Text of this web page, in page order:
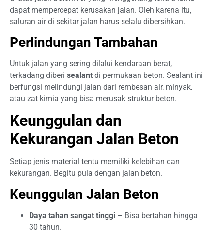
dapat mempercepat kerusakan jalan. Oleh karena itu,
saluran air di sekitar jalan harus selalu dibersihkan.
Perlindungan Tambahan
Untuk jalan yang sering dilalui kendaraan berat,
terkadang diberi sealant di permukaan beton. Sealant ini
berfungsi melindungi jalan dari rembesan air, minyak,
atau zat kimia yang bisa merusak struktur beton.
Keunggulan dan
Kekurangan Jalan Beton
Setiap jenis material tentu memiliki kelebihan dan
kekurangan. Begitu pula dengan jalan beton.
Keunggulan Jalan Beton
Daya tahan sangat tinggi – Bisa bertahan hingga
30 tahun.